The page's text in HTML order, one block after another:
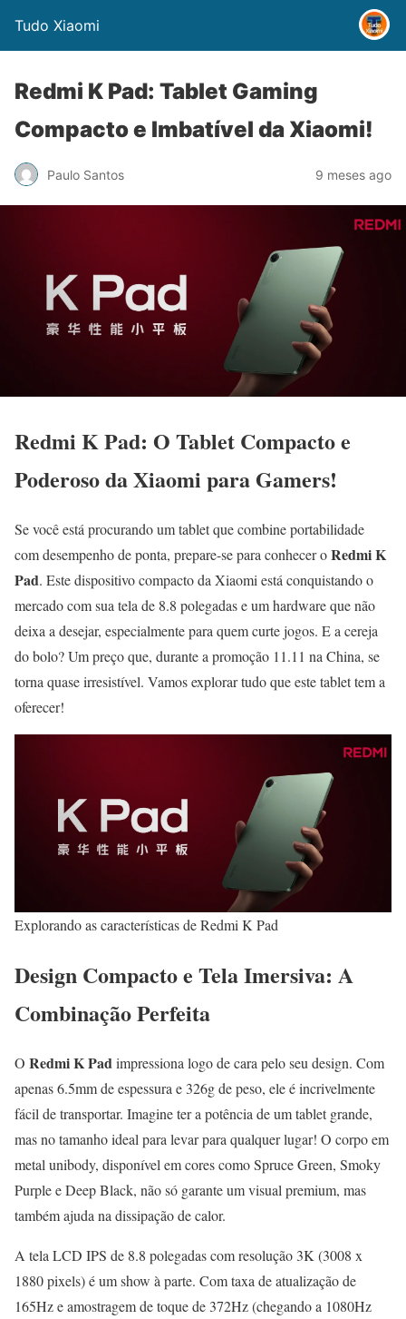
Tudo Xiaomi
Redmi K Pad: Tablet Gaming
Compacto e Imbatível da Xiaomi!
Paulo Santos 9 meses ago
Redmi K Pad: O Tablet Compacto e
Poderoso da Xiaomi para Gamers!
Se você está procurando um tablet que combine portabilidade
com desempenho de ponta, prepare-se para conhecer oRedmi K
Pad. Este dispositivo compacto da Xiaomi está conquistando o
mercado com sua tela de 8.8 polegadas e um hardware que não
deixa a desejar, especialmente para quem curte jogos. E a cereja
do bolo? Um preço que, durante a promoção 11.11 na China, se
torna quase irresistível. Vamos explorar tudo que este tablet tem a
oferecer!
Explorando as características de Redmi K Pad
Design Compacto e Tela Imersiva: A
Combinação Perfeita
O Redmi K Padimpressiona logo de cara pelo seu design. Com
apenas 6.5mm de espessura e 326g de peso, ele é incrivelmente
fácil de transportar. Imagine ter a potência de um tablet grande,
mas no tamanho ideal para levar para qualquer lugar! O corpo em
metal unibody, disponível em cores como Spruce Green, Smoky
Purple e Deep Black, não só garante um visual premium, mas
também ajuda na dissipação de calor.
A tela LCD IPS de 8.8 polegadas com resolução 3K (3008 x
1880 pixels) é um show à parte. Com taxa de atualização de
165Hz e amostragem de toque de 372Hz (chegando a 1080Hz